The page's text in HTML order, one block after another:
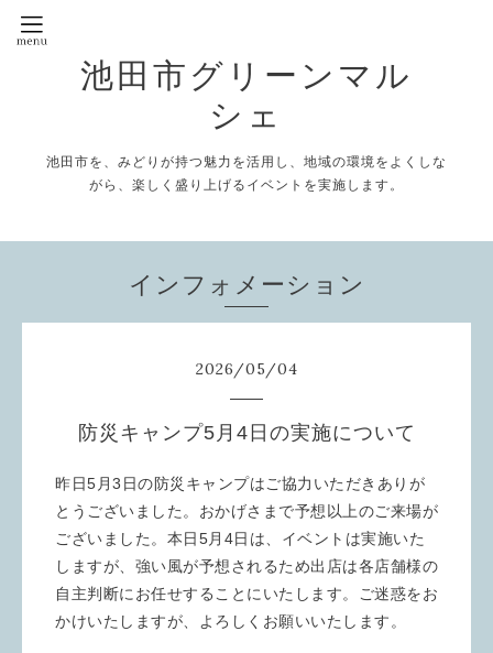
池田市グリーンマル
シェ
池田市を、みどりが持つ魅力を活用し、地域の環境をよくしな
がら、楽しく盛り上げるイベントを実施します。
インフォメーション
2026/05/04
防災キャンプ5月4日の実施について
昨日5月3日の防災キャンプはご協力いただきありが
とうございました。おかげさまで予想以上のご来場が
ございました。本日5月4日は、イベントは実施いた
しますが、強い風が予想されるため出店は各店舗様の
自主判断にお任せすることにいたします。ご迷惑をお
かけいたしますが、よろしくお願いいたします。